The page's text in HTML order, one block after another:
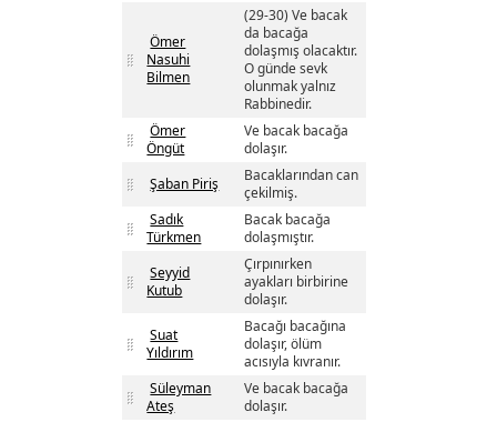
Ömer
Nasuhi
Bilmen
(29-30) Ve bacak
da bacağa
dolaşmış olacaktır.
O günde sevk
olunmak yalnız
Rabbinedir.
Ömer
Öngüt
Ve bacak bacağa
dolaşır.
Şaban Piriş
Bacaklarından can
çekilmiş.
Sadık
Türkmen
Bacak bacağa
dolaşmıştır.
Seyyid
Kutub
Çırpınırken
ayakları birbirine
dolaşır.
Suat
Yıldırım
Bacağı bacağına
dolaşır, ölüm
acısıyla kıvranır.
Süleyman
Ateş
Ve bacak bacağa
dolaşır.